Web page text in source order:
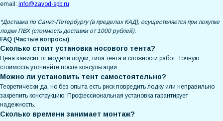
email: info@zavod-spb.ru
*Доставка по Санкт-Петербургу (в пределах КАД), осуществляется при покупке
лодки ПВХ (стоимость доставки от 1000 рублей).
FAQ (Частые вопросы)
Сколько стоит установка носового тента?
Цена зависит от модели лодки, типа тента и сложности работ. Точную
стоимость уточняйте после консультации.
Можно ли установить тент самостоятельно?
Теоретически да, но без опыта есть риск повредить лодку или неправильно
закрепить конструкцию. Профессиональная установка гарантирует
надежность.
Сколько времени занимает монтаж?